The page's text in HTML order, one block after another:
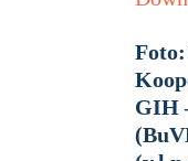
GIH